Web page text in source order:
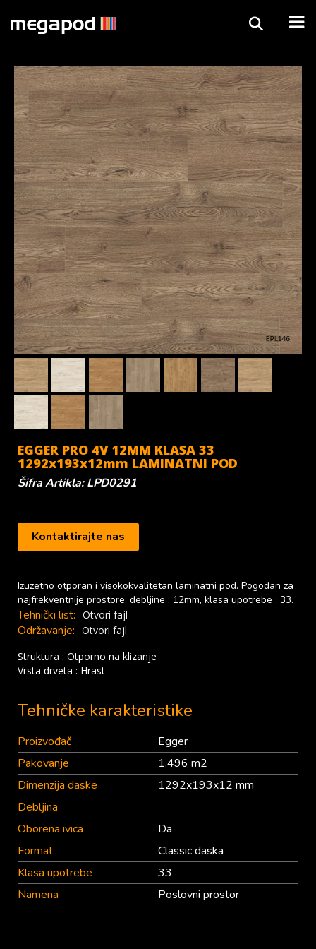
EGGER PRO 4V 12MM KLASA 33
1292x193x12mm LAMINATNI POD
Šifra Artikla: LPD0291
Kontaktirajte nas
Izuzetno otporan i visokokvalitetan laminatni pod. Pogodan za
najfrekventnije prostore, debljine : 12mm, klasa upotrebe : 33.
Tehnički list: Otvori fajl
Održavanje: Otvori fajl
Struktura : Otporno na klizanje
Vrsta drveta : Hrast
Tehničke karakteristike
Proizvođač
Egger
Pakovanje
1.496 m2
Dimenzija daske
1292x193x12 mm
Debljina
Oborena ivica
Da
Format
Classic daska
Klasa upotrebe
33
Namena
Poslovni prostor